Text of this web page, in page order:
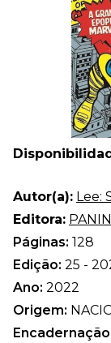
Autor(a): Lee:
Editora:
Páginas: 128
Edição: 25 -
Ano: 2022
Origem: